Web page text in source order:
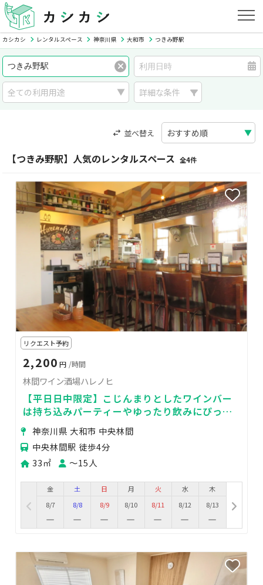
カシカシ レンタルスペース 神奈川県 大和市 つきみ野駅
詳細な条件
並べ替え
【つきみ野駅】人気のレンタルスペース 全4件
リクエスト予約
2,200 円 /時間
林間ワイン酒場ハレノヒ
【平日日中限定】こじんまりとしたワインバー
は持ち込みパーティーやゆったり飲みにぴった
り。神奈川県 大和市 中央林間
中央林間駅 徒歩4分
33㎡
〜15人
金
8/7
土
8/8
日
8/9
月
8/10
火
8/11
水
8/12
木
8/13